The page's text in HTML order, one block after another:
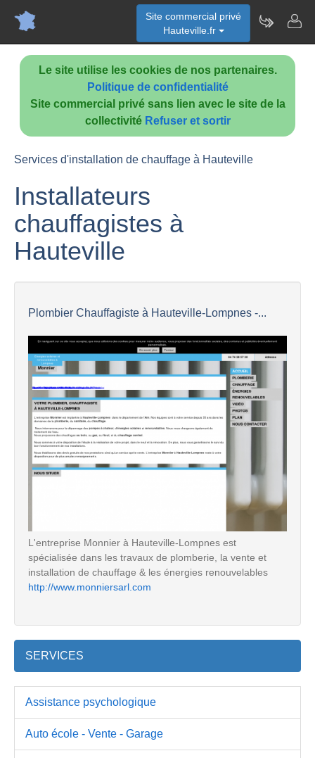
Le site utilise les cookies de nos partenaires.
Politique de confidentialité
Site commercial privé sans lien avec le site de la
collectivité Refuser et sortir
Site commercial privé
Hauteville.fr
Services d'installation de chauffage à Hauteville
Installateurs
chauffagistes à
Hauteville
Plombier Chauffagiste à Hauteville-Lompnes -...
L'entreprise Monnier à Hauteville-Lompnes est
spécialisée dans les travaux de plomberie, la vente et
installation de chauffage & les énergies renouvelables
http://www.monniersarl.com
SERVICES
Assistance psychologique
Auto école - Vente - Garage